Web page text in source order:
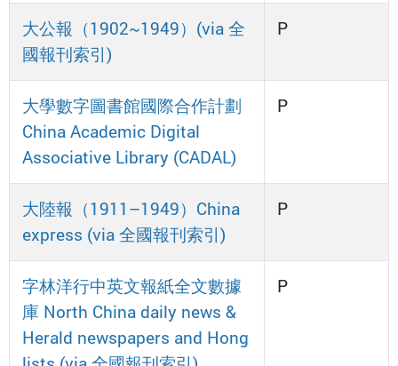
大公報（1902~1949）(via 全
國報刊索引)
P
大學數字圖書館國際合作計劃
China Academic Digital
Associative Library (CADAL)
P
大陸報（1911–1949）China
express (via 全國報刊索引)
P
字林洋行中英文報紙全文數據
庫 North China daily news &
Herald newspapers and Hong
P